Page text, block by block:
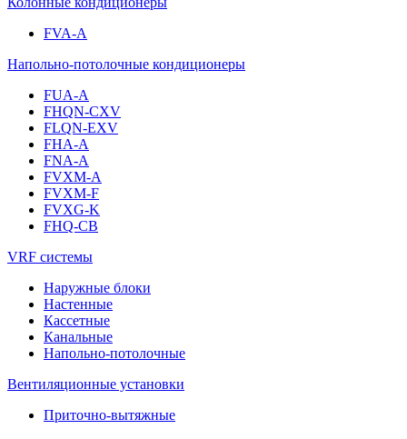
FVA-A
Напольно-потолочные кондиционеры
FUA-A
FHQN-CXV
FLQN-EXV
FHA-A
FNA-A
FVXM-A
FVXM-F
FVXG-K
FHQ-CB
VRF системы
Наружные блоки
Настенные
Кассетные
Канальные
Напольно-потолочные
Вентиляционные установки
Приточно-вытяжные